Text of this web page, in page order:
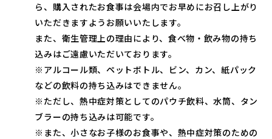
ら、購入されたお食事は会場内でお早めにお召し上がり
いただきますようお願いいたします。
また、衛生管理上の理由により、食べ物・飲み物の持ち
込みはご遠慮いただいております。
※アルコール類、ペットボトル、ビン、カン、紙パック
などの飲料の持ち込みはできません。
※ただし、熱中症対策としてのパウチ飲料、水筒、タン
ブラーの持ち込みは可能です。
※また、小さなお子様のお食事や、熱中症対策のための